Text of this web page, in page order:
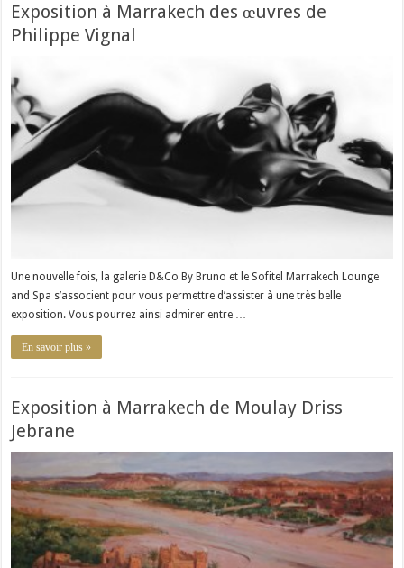
Exposition à Marrakech des œuvres de
Philippe Vignal
Une nouvelle fois, la galerie D&Co By Bruno et le Sofitel Marrakech Lounge
and Spa s’associent pour vous permettre d’assister à une très belle
exposition. Vous pourrez ainsi admirer entre …
En savoir plus »
Exposition à Marrakech de Moulay Driss
Jebrane